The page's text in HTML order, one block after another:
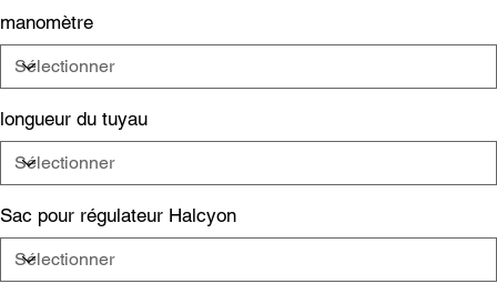
manomètre
longueur du tuyau
Sac pour régulateur Halcyon